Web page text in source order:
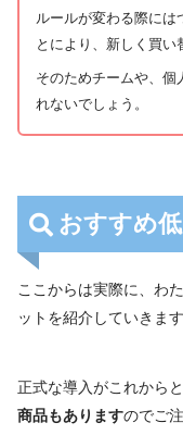
ルールが変わる際には
とにより、新しく買い
そのためチームや、個
れないでしょう。
おすすめ
ここからは実際に、わ
ットを紹介していきます
正式な導入がこれから
商品もありますのでご